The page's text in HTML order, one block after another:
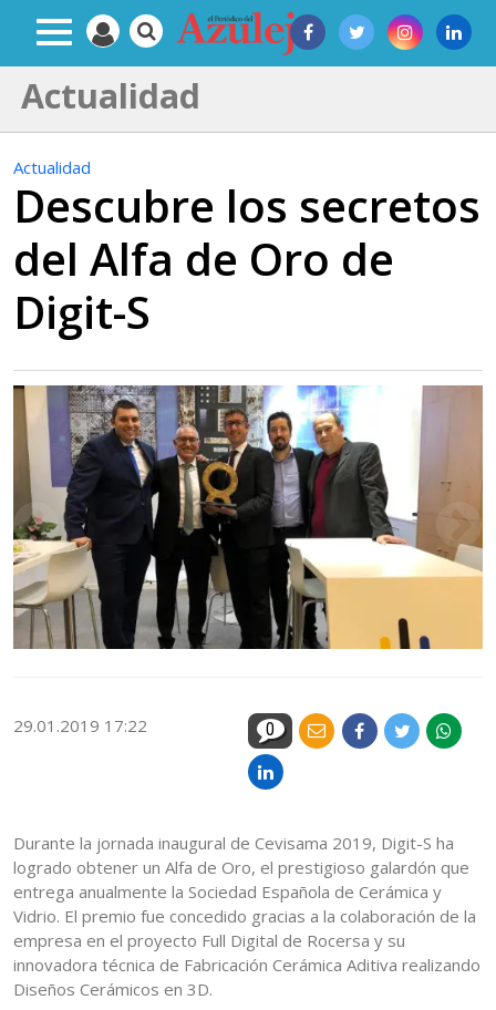
Actualidad
Actualidad
Descubre los secretos
del Alfa de Oro de
Digit-S
29.01.2019 17:22 0
Durante la jornada inaugural de Cevisama 2019, Digit-S ha
logrado obtener un Alfa de Oro, el prestigioso galardón que
entrega anualmente la Sociedad Española de Cerámica y
Vidrio. El premio fue concedido gracias a la colaboración de la
empresa en el proyecto Full Digital de Rocersa y su
innovadora técnica de Fabricación Cerámica Aditiva realizando
Diseños Cerámicos en 3D.